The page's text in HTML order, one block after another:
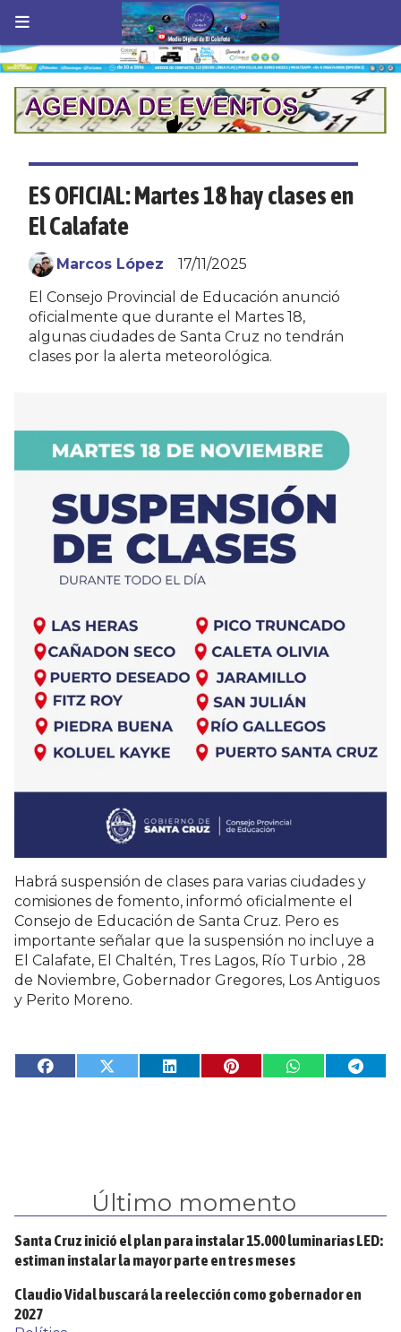
ES OFICIAL: Martes 18 hay clases en
El Calafate
El Consejo Provincial de Educación anunció
oficialmente que durante el Martes 18,
algunas ciudades de Santa Cruz no tendrán
clases por la alerta meteorológica.
17/11/2025
Marcos López
Habrá suspensión de clases para varias ciudades y
comisiones de fomento, informó oficialmente el
Consejo de Educación de Santa Cruz. Pero es
importante señalar que la suspensión no incluye a
El Calafate, El Chaltén, Tres Lagos, Río Turbio , 28
de Noviembre, Gobernador Gregores, Los Antiguos
y Perito Moreno.
Último momento
Santa Cruz inició el plan para instalar 15.000 luminarias LED:
estiman instalar la mayor parte en tres meses
Claudio Vidal buscará la reelección como gobernador en
2027